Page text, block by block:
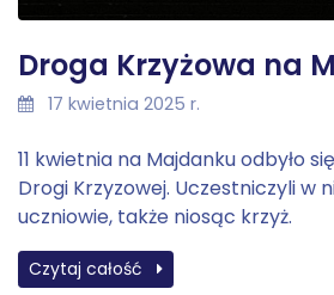
Droga Krzyżowa na
17 kwietnia 2025 r.
11 kwietnia na Majdanku odbyło
Drogi Krzyzowej. Uczestniczyli w
uczniowie, także niosąc krzyż.
Czytaj całość